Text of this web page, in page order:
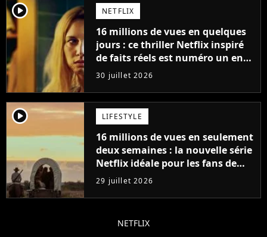
player2 NETFLIX
16 millions de vues en quelques
jours : ce thriller Netflix inspiré
de faits réels est numéro un en
France
30 juillet 2026
player2 LIFESTYLE
16 millions de vues en seulement
deux semaines : la nouvelle série
Netflix idéale pour les fans de
Yellowstone
29 juillet 2026
NETFLIX